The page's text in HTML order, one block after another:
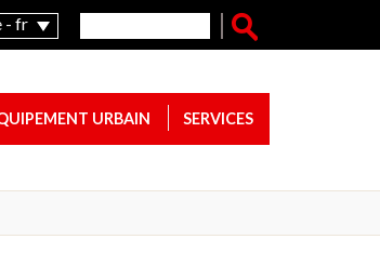
Formulaire de recherche
Rechercher
- fr
URBAIN SERVICES